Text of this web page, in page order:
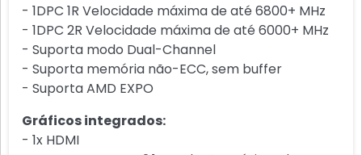
- 1DPC 1R Velocidade máxima de até 6800+ MHz
- 1DPC 2R Velocidade máxima de até 6000+ MHz
- Suporta modo Dual-Channel
- Suporta memória não-ECC, sem buffer
- Suporta AMD EXPO
Gráficos integrados:
- 1x HDMI